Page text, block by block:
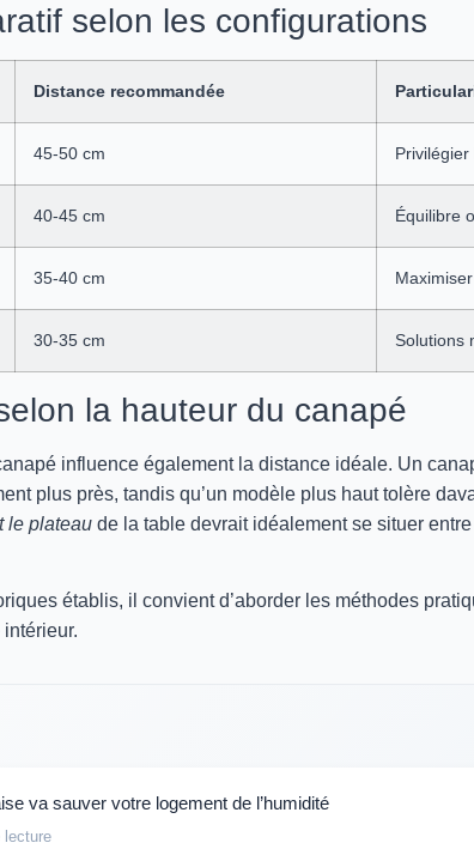
selon les configurations
Distance recommandée
45-50 cm
40-45 cm Équilibre
35-40 cm
30-35 cm Solutions
la hauteur du canapé
influence également la distance idéale. Un
plus près, tandis qu’un modèle plus haut tolère
le plateau de la table devrait idéalement se situer
établis, il convient d’aborder les méthodes
va sauver votre logement de l’humidité
lecture